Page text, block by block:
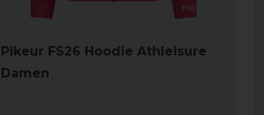
Pikeur FS26 Hoodie Athleisure
Damen